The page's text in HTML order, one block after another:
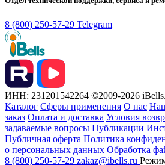
8 (800) 250-57-29 Telegram
ИНН: 231201542264 ©2009-2026 iBells.
Каталог Сферы применения О нас
заказ Оплата и доставка Условия
задаваемые вопросы Публикации
Публичная оферта Политика
о персональных данных Обработка
8 (800) 250-57-29 zakaz@ibells.ru